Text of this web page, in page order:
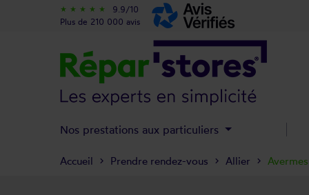
Accueil Prendre rendez-vous Allier Avermes
star_rate star_rate star_rate star_rate star_rate
9.9/10
Plus de 210 000 avis
Nos prestations aux particuliers